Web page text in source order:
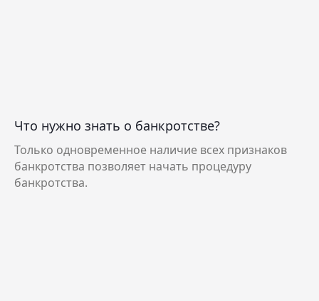
Что нужно знать о банкротстве?
Только одновременное наличие всех признаков
банкротства позволяет начать процедуру
банкротства.